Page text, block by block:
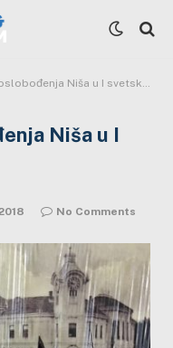
Niša u I svetskom ratu u senci
Niša u I
No Comments